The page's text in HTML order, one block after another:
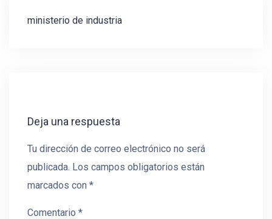
Navegación
ministerio de industria
Deja una respuesta
Tu dirección de correo electrónico no será
publicada. Los campos obligatorios están
marcados con *
Comentario *